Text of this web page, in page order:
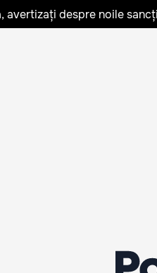
avertizați despre noile